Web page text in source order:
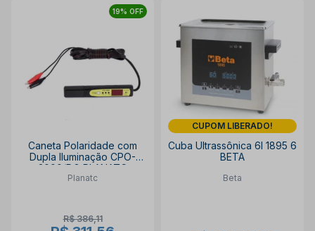
19% OFF
Caneta Polaridade com
Dupla Iluminação CPO-
3000/DG PLANATC
Planatc
R$ 386,11
CUPOM LIBERADO!
Cuba Ultrassônica 6l 1895 6
BETA
Beta